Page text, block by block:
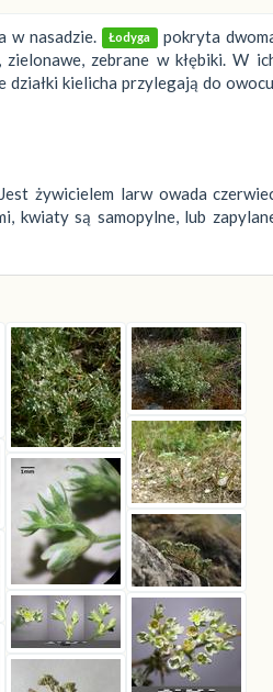
w nasadzie. Łodyga
pokryta
zielonawe, zebrane w kłębiki. W
kielicha przylegają do owocu.
żywicielem larw owada
kwiaty są samopylne, lub